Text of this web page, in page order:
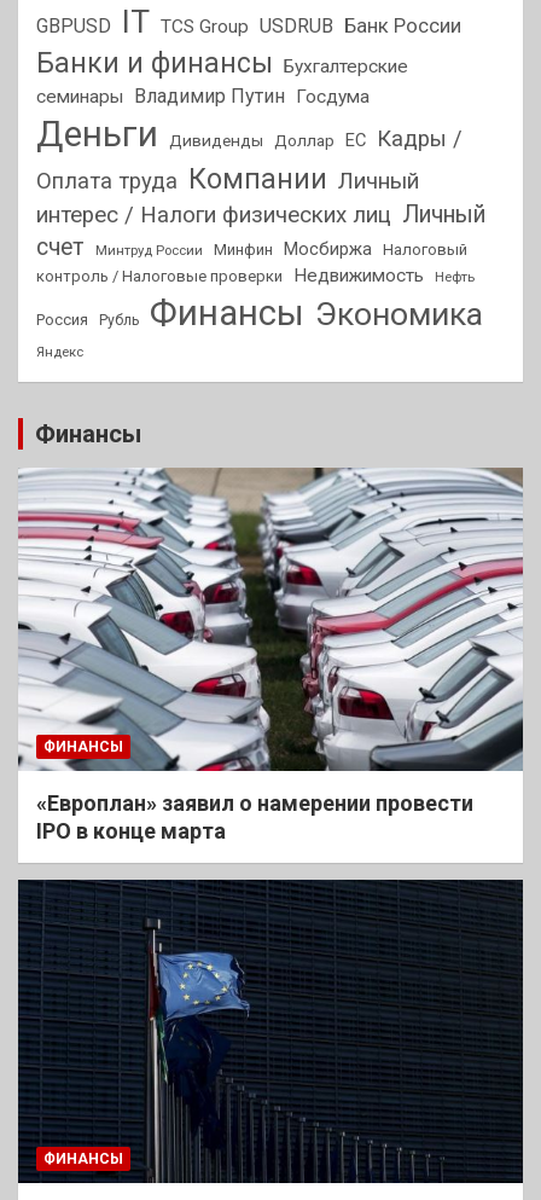
GBPUSD IT TCS Group USDRUB Банк России
Банки и финансы
Бухгалтерские
семинары
Владимир Путин Госдума
Деньги Дивиденды Доллар ЕС
Кадры /
Оплата труда Компании Личный
интерес / Налоги физических лиц Личный
счет
Минтруд России Минфин Мосбиржа Налоговый
контроль / Налоговые проверки
Недвижимость Нефть
Россия Рубль Финансы Экономика
Яндекс
Финансы
ФИНАНСЫ
«Европлан» заявил о намерении провести
IPO в конце марта
ФИНАНСЫ